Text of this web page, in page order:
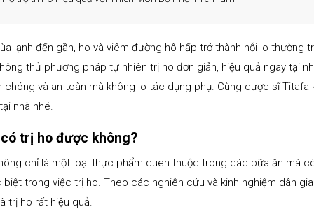
lạnh đến gần, ho và viêm đường hô hấp trở thành nỗi lo thường
thử phương pháp tự nhiên trị ho đơn giản, hiệu quả ngay tại
chóng và an toàn mà không lo tác dụng phụ. Cùng dược sĩ Titafa
nhà nhé.
trị ho được không?
chỉ là một loại thực phẩm quen thuộc trong các bữa ăn mà
biệt trong việc trị ho. Theo các nghiên cứu và kinh nghiệm dân
trị ho rất hiệu quả.